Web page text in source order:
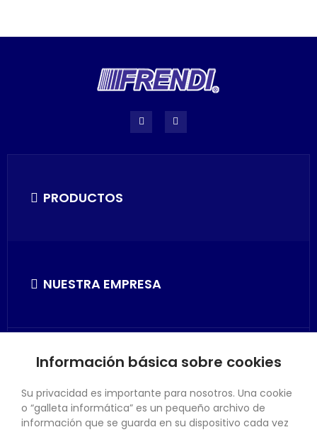
PRODUCTOS
NUESTRA EMPRESA
SU CUENTA
Información básica sobre cookies
Su privacidad es importante para nosotros. Una cookie
o “galleta informática” es un pequeño archivo de
información que se guarda en su dispositivo cada vez